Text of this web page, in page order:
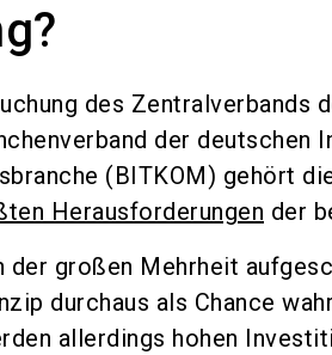
des Zentralverbands
der deutschen
(BITKOM) gehört
Herausforderungen der
der großen Mehrheit
durchaus als Chance
allerdings hohen